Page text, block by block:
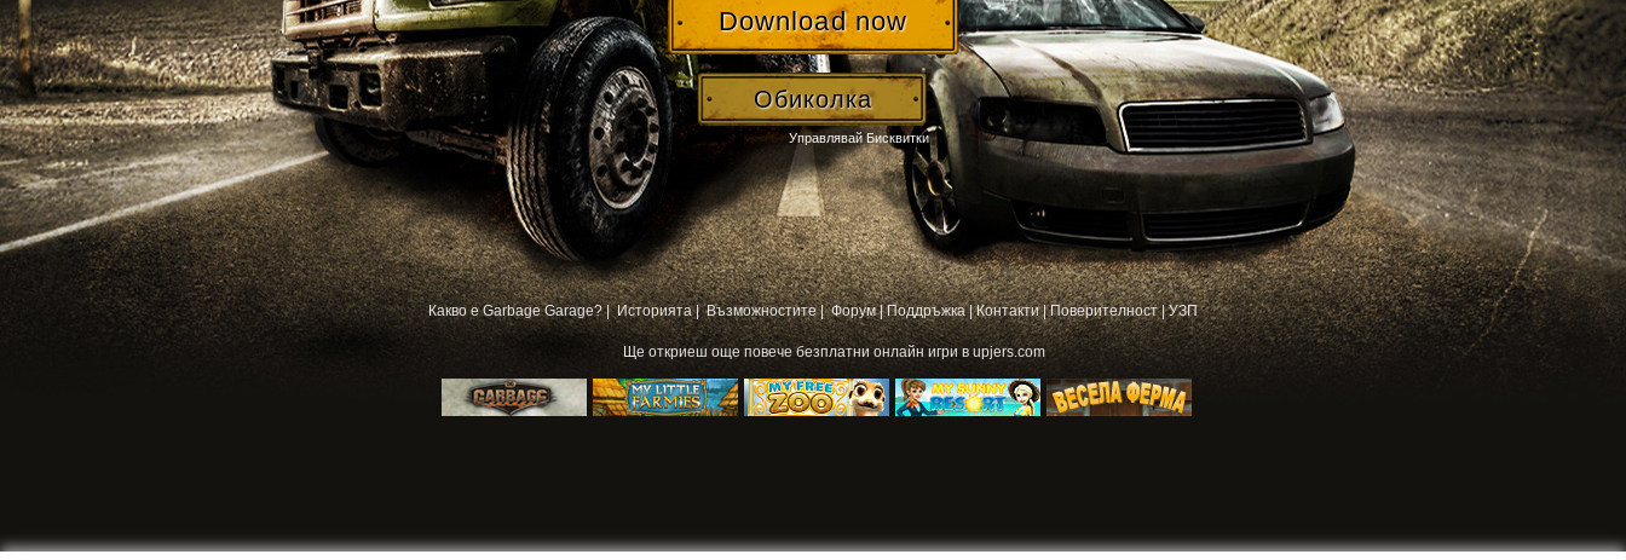
Download now
Обиколка
Какво е Garbage Garage? | Историята | Възможностите | Форум|Поддръжка|Контакти|Поверителност|УЗП
Ще откриеш още повечебезплатни онлайн игри в upjers.com
Управлявай Бисквитки